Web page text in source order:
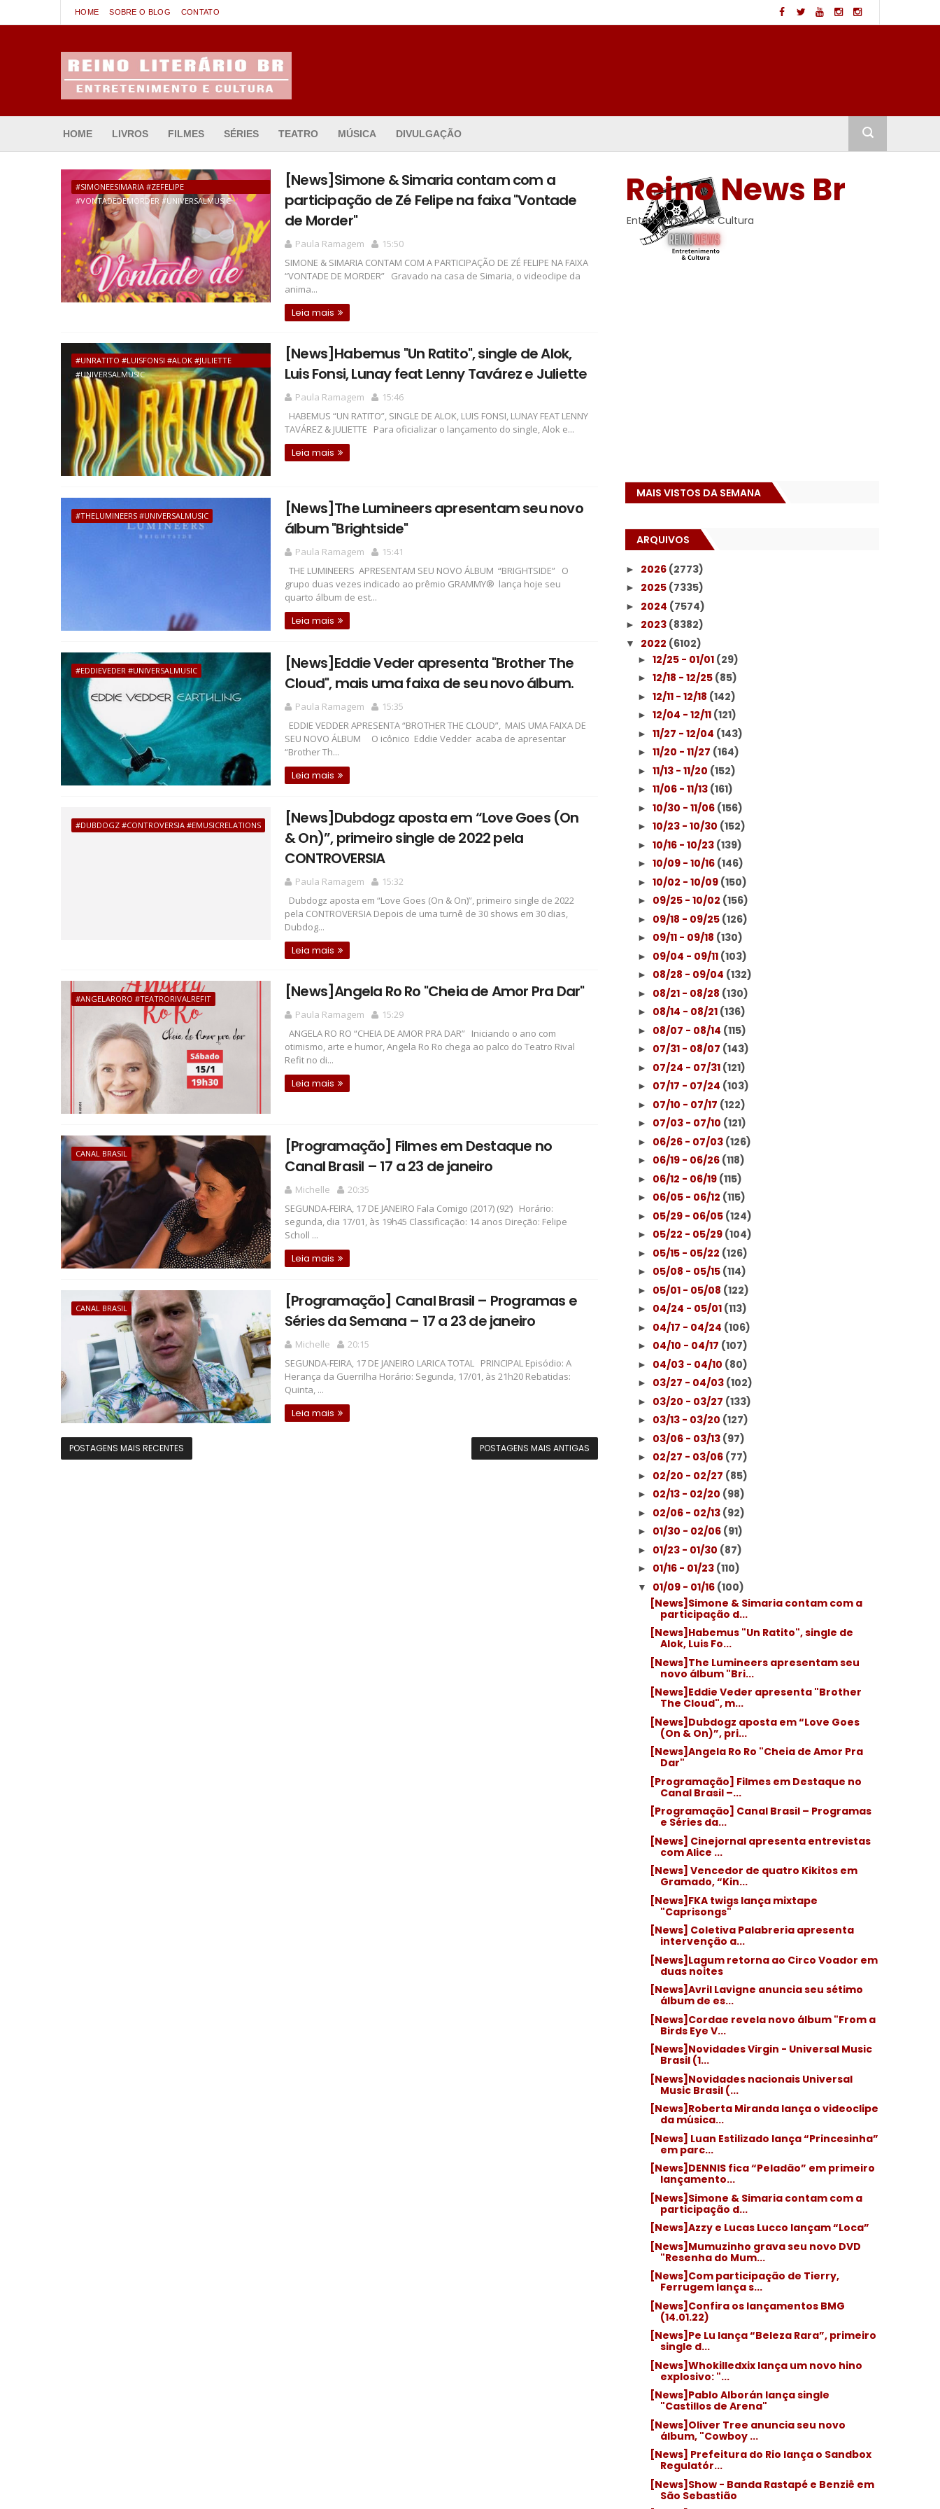
HOME SOBRE O BLOG CONTATO
HOME LIVROS FILMES SÉRIES TEATRO MÚSICA DIVULGAÇÃO
#SIMONEESIMARIA #ZEFELIPE
#VONTADEDEMORDER #UNIVERSALMUSIC
[News]Simone & Simaria contam com a
participação de Zé Felipe na faixa "Vontade
de Morder"
Paula Ramagem
15:50
SIMONE & SIMARIA CONTAM COM A PARTICIPAÇÃO DE ZÉ FELIPE NA FAIXA
“VONTADE DE MORDER” Gravado na casa de Simaria, o videoclipe da
anima...
Leia mais
#UNRATITO #LUISFONSI #ALOK #JULIETTE
#UNIVERSALMUSIC
[News]Habemus "Un Ratito", single de Alok,
Luis Fonsi, Lunay feat Lenny Tavárez e Juliette
Paula Ramagem
15:46
HABEMUS “UN RATITO”, SINGLE DE ALOK, LUIS FONSI, LUNAY FEAT LENNY
TAVÁREZ & JULIETTE Para oficializar o lançamento do single, Alok e...
Leia mais
#THELUMINEERS #UNIVERSALMUSIC
[News]The Lumineers apresentam seu novo
álbum "Brightside"
Paula Ramagem
15:41
THE LUMINEERS APRESENTAM SEU NOVO ÁLBUM “BRIGHTSIDE” O
grupo duas vezes indicado ao prêmio GRAMMY® lança hoje seu
quarto álbum de est...
Leia mais
#EDDIEVEDER #UNIVERSALMUSIC
[News]Eddie Veder apresenta "Brother The
Cloud", mais uma faixa de seu novo álbum.
Paula Ramagem
15:35
EDDIE VEDDER APRESENTA “BROTHER THE CLOUD”, MAIS UMA FAIXA DE
SEU NOVO ÁLBUM O icônico Eddie Vedder acaba de apresentar
“Brother Th...
Leia mais
#DUBDOGZ #CONTROVERSIA #EMUSICRELATIONS
[News]Dubdogz aposta em “Love Goes (On
& On)”, primeiro single de 2022 pela
CONTROVERSIA
Paula Ramagem
15:32
Dubdogz aposta em “Love Goes (On & On)”, primeiro single de 2022
pela CONTROVERSIA Depois de uma turnê de 30 shows em 30 dias,
Dubdog...
Leia mais
#ANGELARORO #TEATRORIVALREFIT [News]Angela Ro Ro "Cheia de Amor Pra Dar"
Paula Ramagem
15:29
ANGELA RO RO “CHEIA DE AMOR PRA DAR” Iniciando o ano com
otimismo, arte e humor, Angela Ro Ro chega ao palco do Teatro Rival
Refit no di...
Leia mais
CANAL BRASIL
[Programação] Filmes em Destaque no
Canal Brasil – 17 a 23 de janeiro
Michelle
20:35
SEGUNDA-FEIRA, 17 DE JANEIRO Fala Comigo (2017) (92’) Horário:
segunda, dia 17/01, às 19h45 Classificação: 14 anos Direção: Felipe
Scholl ...
Leia mais
CANAL BRASIL
[Programação] Canal Brasil – Programas e
Séries da Semana – 17 a 23 de janeiro
Michelle
20:15
SEGUNDA-FEIRA, 17 DE JANEIRO LARICA TOTAL PRINCIPAL Episódio: A
Herança da Guerrilha Horário: Segunda, 17/01, às 21h20 Rebatidas:
Quinta, ...
Leia mais
POSTAGENS MAIS RECENTES POSTAGENS MAIS ANTIGAS
Reino News Br
Entretenimento & Cultura
MAIS VISTOS DA SEMANA
ARQUIVOS
► 2026 (2773)
► 2025 (7335)
► 2024 (7574)
► 2023 (8382)
▼ 2022 (6102)
►12/25 - 01/01 (29)
►12/18 - 12/25 (85)
►12/11 - 12/18 (142)
►12/04 - 12/11 (121)
►11/27 - 12/04 (143)
►11/20 - 11/27 (164)
►11/13 - 11/20 (152)
►11/06 - 11/13 (161)
►10/30 - 11/06 (156)
►10/23 - 10/30 (152)
►10/16 - 10/23 (139)
►10/09 - 10/16 (146)
►10/02 - 10/09 (150)
► 09/25 - 10/02 (156)
► 09/18 - 09/25 (126)
► 09/11 - 09/18 (130)
► 09/04 - 09/11 (103)
► 08/28 - 09/04 (132)
► 08/21 - 08/28 (130)
► 08/14 - 08/21 (136)
► 08/07 - 08/14 (115)
► 07/31 - 08/07 (143)
► 07/24 - 07/31 (121)
► 07/17 - 07/24 (103)
► 07/10 - 07/17 (122)
► 07/03 - 07/10 (121)
► 06/26 - 07/03 (126)
► 06/19 - 06/26 (118)
► 06/12 - 06/19 (115)
► 06/05 - 06/12 (115)
► 05/29 - 06/05 (124)
► 05/22 - 05/29 (104)
► 05/15 - 05/22 (126)
► 05/08 - 05/15 (114)
► 05/01 - 05/08 (122)
► 04/24 - 05/01 (113)
► 04/17 - 04/24 (106)
► 04/10 - 04/17 (107)
► 04/03 - 04/10 (80)
► 03/27 - 04/03 (102)
► 03/20 - 03/27 (133)
► 03/13 - 03/20 (127)
► 03/06 - 03/13 (97)
► 02/27 - 03/06 (77)
► 02/20 - 02/27 (85)
► 02/13 - 02/20 (98)
► 02/06 - 02/13 (92)
► 01/30 - 02/06 (91)
► 01/23 - 01/30 (87)
► 01/16 - 01/23 (110)
▼ 01/09 - 01/16 (100)
[News]Simone & Simaria contam com a
participação d...
[News]Habemus "Un Ratito", single de
Alok, Luis Fo...
[News]The Lumineers apresentam seu
novo álbum "Bri...
[News]Eddie Veder apresenta "Brother
The Cloud", m...
[News]Dubdogz aposta em “Love Goes
(On & On)”, pri...
[News]Angela Ro Ro "Cheia de Amor Pra
Dar"
[Programação] Filmes em Destaque no
Canal Brasil –...
[Programação] Canal Brasil – Programas
e Séries da...
[News] Cinejornal apresenta entrevistas
com Alice ...
[News] Vencedor de quatro Kikitos em
Gramado, “Kin...
[News]FKA twigs lança mixtape
"Caprisongs"
[News] Coletiva Palabreria apresenta
intervenção a...
[News]Lagum retorna ao Circo Voador em
duas noites
[News]Avril Lavigne anuncia seu sétimo
álbum de es...
[News]Cordae revela novo álbum "From a
Birds Eye V...
[News]Novidades Virgin - Universal Music
Brasil (1...
[News]Novidades nacionais Universal
Music Brasil (...
[News]Roberta Miranda lança o videoclipe
da música...
[News] Luan Estilizado lança “Princesinha”
em parc...
[News]DENNIS fica “Peladão” em primeiro
lançamento...
[News]Simone & Simaria contam com a
participação d...
[News]Azzy e Lucas Lucco lançam “Loca”
[News]Mumuzinho grava seu novo DVD
"Resenha do Mum...
[News]Com participação de Tierry,
Ferrugem lança s...
[News]Confira os lançamentos BMG
(14.01.22)
[News]Pe Lu lança “Beleza Rara”, primeiro
single d...
[News]Whokilledxix lança um novo hino
explosivo: "...
[News]Pablo Alborán lança single
"Castillos de Arena"
[News]Oliver Tree anuncia seu novo
álbum, "Cowboy ...
[News] Prefeitura do Rio lança o Sandbox
Regulatór...
[News]Show - Banda Rastapé e Benziê em
São Sebastião